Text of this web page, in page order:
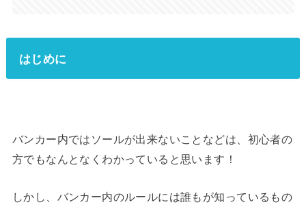
はじめに
バンカー内ではソールが出来ないことなどは、初心者の
方でもなんとなくわかっていると思います！
しかし、バンカー内のルールには誰もが知っているもの